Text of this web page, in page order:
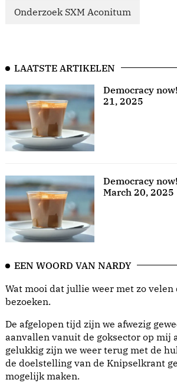
Onderzoek SXM Aconitum
LAATSTE ARTIKELEN
Democracy
21, 2025
Democracy
March 20, 2025
EEN WOORD VAN NARDY
Wat mooi dat jullie weer met zo
bezoeken.
De afgelopen tijd zijn we afwezig
aanvallen vanuit de goksector op mij
gelukkig zijn we weer terug met de
de doelstelling van de Knipselkrant
mogelijk maken.